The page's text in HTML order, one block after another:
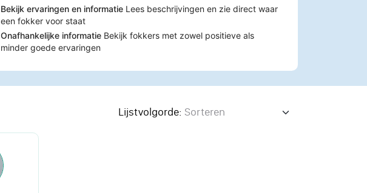
Bekijk ervaringen en informatie Lees beschrijvingen en zie direct waar
een fokker voor staat
Onafhankelijke informatie Bekijk fokkers met zowel positieve als
minder goede ervaringen
Lijstvolgorde: